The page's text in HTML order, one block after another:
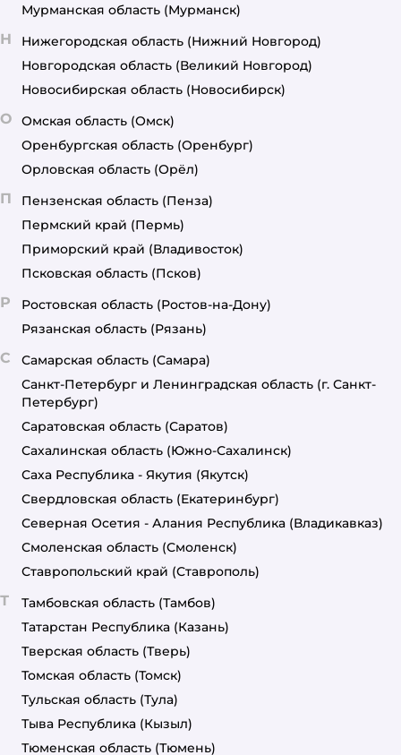
Мурманская область (Мурманск)
Н Нижегородская область (Нижний Новгород)
Новгородская область (Великий Новгород)
Новосибирская область (Новосибирск)
О Омская область (Омск)
Оренбургская область (Оренбург)
Орловская область (Орёл)
П Пензенская область (Пенза)
Пермский край (Пермь)
Приморский край (Владивосток)
Псковская область (Псков)
Р Ростовская область (Ростов-на-Дону)
Рязанская область (Рязань)
С Самарская область (Самара)
Санкт-Петербург и Ленинградская область (г. Санкт-
Петербург)
Саратовская область (Саратов)
Сахалинская область (Южно-Сахалинск)
Саха Республика - Якутия (Якутск)
Свердловская область (Екатеринбург)
Северная Осетия - Алания Республика (Владикавказ)
Смоленская область (Смоленск)
Ставропольский край (Ставрополь)
Т Тамбовская область (Тамбов)
Татарстан Республика (Казань)
Тверская область (Тверь)
Томская область (Томск)
Тульская область (Тула)
Тыва Республика (Кызыл)
Тюменская область (Тюмень)